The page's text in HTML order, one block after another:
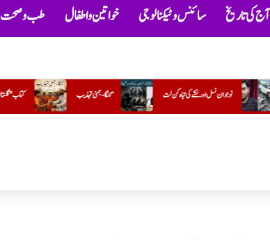
آج کی تاریخ سائنس و ٹیکنالوجی خواتین و اطفال طب و صحت
کتاب "گلستانِ عادل” پر ایک تبصرہ گنگا-جمنی تہذیب